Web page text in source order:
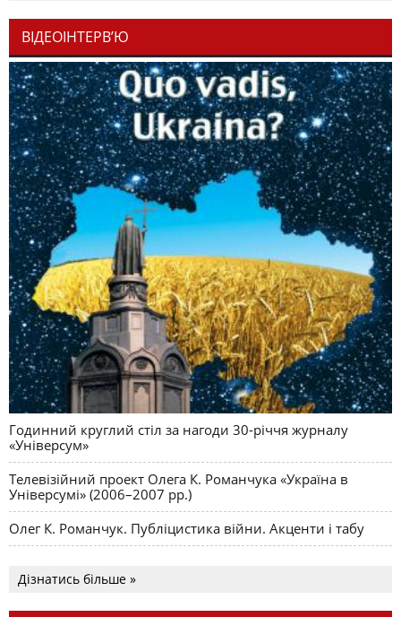
ВІДЕОІНТЕРВ’Ю
Годинний круглий стіл за нагоди 30-річчя журналу
«Універсум»
Телевізійний проект Олега К. Романчука «Україна в
Універсумі» (2006–2007 рр.)
Олег К. Романчук. Публіцистика війни. Акценти і табу
Дізнатись більше »